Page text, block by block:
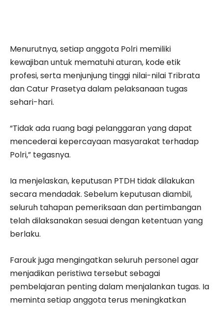
Menurutnya, setiap anggota Polri memiliki
kewajiban untuk mematuhi aturan, kode etik
profesi, serta menjunjung tinggi nilai-nilai Tribrata
dan Catur Prasetya dalam pelaksanaan tugas
sehari-hari.
“Tidak ada ruang bagi pelanggaran yang dapat
mencederai kepercayaan masyarakat terhadap
Polri,” tegasnya.
Ia menjelaskan, keputusan PTDH tidak dilakukan
secara mendadak. Sebelum keputusan diambil,
seluruh tahapan pemeriksaan dan pertimbangan
telah dilaksanakan sesuai dengan ketentuan yang
berlaku.
Farouk juga mengingatkan seluruh personel agar
menjadikan peristiwa tersebut sebagai
pembelajaran penting dalam menjalankan tugas. Ia
meminta setiap anggota terus meningkatkan